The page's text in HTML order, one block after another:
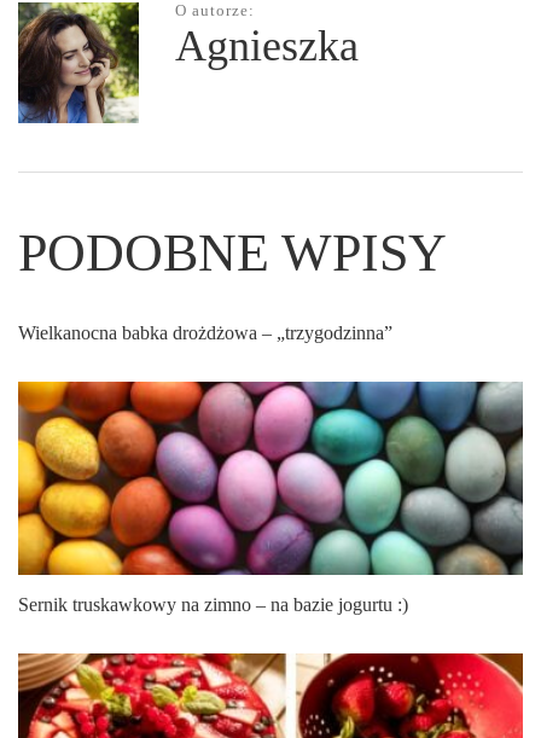
O autorze:
Agnieszka
PODOBNE WPISY
Wielkanocna babka drożdżowa – „trzygodzinna”
Sernik truskawkowy na zimno – na bazie jogurtu :)